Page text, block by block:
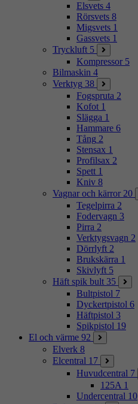
Elsvets 4
Rörsvets 8
Migsvets 1
Gassvets 1
Tryckluft 5
Kompressor 5
Bilmaskin 4
Verktyg 38
Fogspruta 2
Kofot 1
Slägga 1
Hammare 6
Tång 2
Stensax 1
Profilsax 2
Spett 1
Kniv 8
Vagnar och kärror 20
Tegelpirra 2
Fodervagn 3
Pirra 2
Verktygsvagn 2
Dörrlyft 2
Brukskärra 1
Skivlyft 5
Häft spik bult 35
Bultpistol 7
Dyckertpistol 6
Häftpistol 3
Spikpistol 19
El och värme 92
Elverk 8
Elcentral 17
Huvudcentral 7
125A 1
Undercentral 10